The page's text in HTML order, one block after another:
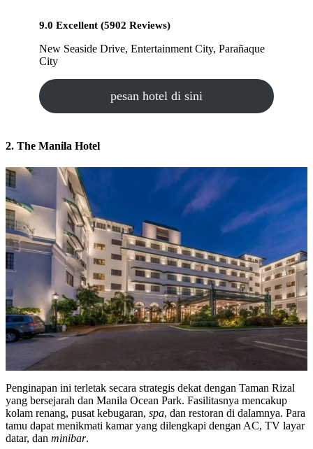
9.0 Excellent (5902 Reviews)
New Seaside Drive, Entertainment City, Parañaque
City
pesan hotel di sini
2. The Manila Hotel
Penginapan ini terletak secara strategis dekat dengan Taman Rizal
yang bersejarah dan Manila Ocean Park. Fasilitasnya mencakup
kolam renang, pusat kebugaran, spa, dan restoran di dalamnya. Para
tamu dapat menikmati kamar yang dilengkapi dengan AC, TV layar
datar, dan minibar.